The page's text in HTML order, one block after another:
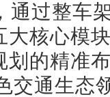
通过整车
大核心模
划的精准
交通生态